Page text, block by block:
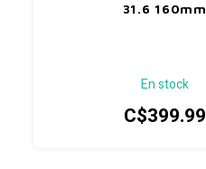
31.6 160mm
En stock
C$399.99